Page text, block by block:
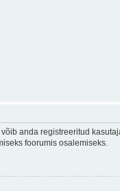
anda registreeritud
foorumis osalemiseks.